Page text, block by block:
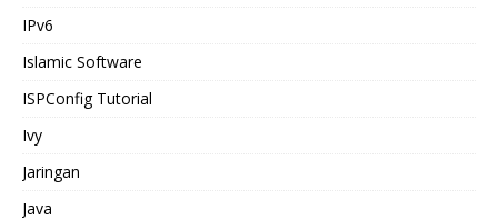
IPv6
Islamic Software
ISPConfig Tutorial
Ivy
Jaringan
Java